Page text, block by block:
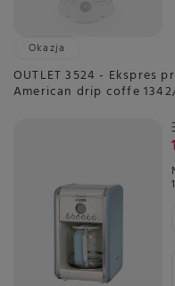
Okazja
OUTLET 3524 - Ekspres
American drip coffe